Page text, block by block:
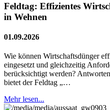
Feldtag: Effizientes
in Wehnen
01.09.2026
Wie können Wirtschaftsdünger
eingesetzt und gleichzeitig
berücksichtigt werden?
bietet der Feldtag „…
Mehr lesen...